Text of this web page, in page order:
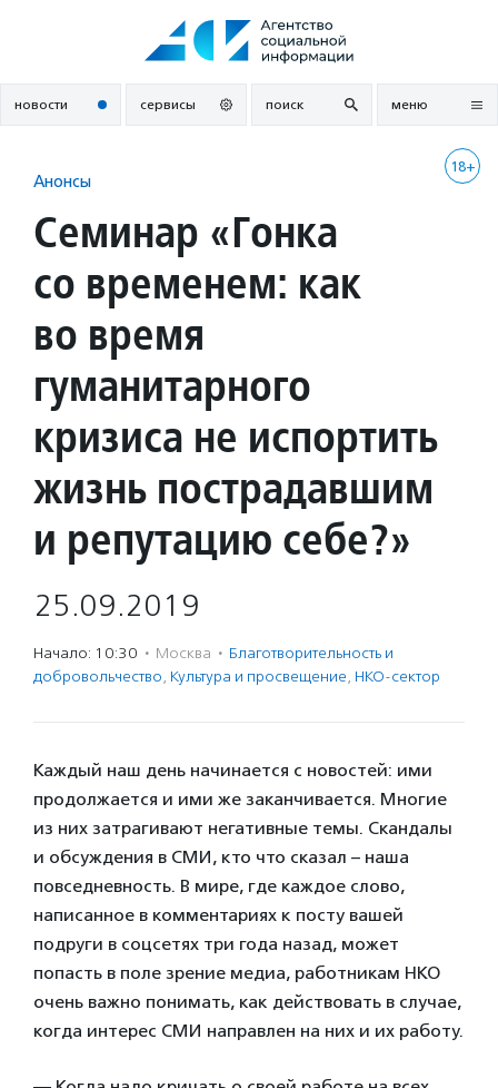
новости сервисы поиск меню
18+
Анонсы
Семинар «Гонка
со временем: как
во время
гуманитарного
кризиса не испортить
жизнь пострадавшим
и репутацию себе?»
25.09.2019
Начало: 10:30 · Москва · Благотвори­тель­ность и
доброволь­чест­во, Культура и просвещение, НКО-сектор
Каждый наш день начинается с новостей: ими
продолжается и ими же заканчивается. Многие
из них затрагивают негативные темы. Скандалы
и обсуждения в СМИ, кто что сказал – наша
повседневность. В мире, где каждое слово,
написанное в комментариях к посту вашей
подруги в соцсетях три года назад, может
попасть в поле зрение медиа, работникам НКО
очень важно понимать, как действовать в случае,
когда интерес СМИ направлен на них и их работу.